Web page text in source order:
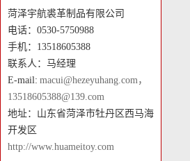
菏泽宇航裘革制品有限公司
电话：0530-5750988
手机：13518605388
联系人：马经理
E-mail: macui@hezeyuhang.com，
13518605388@139.com
地址：山东省菏泽市牡丹区西马海
开发区
http://www.huameitoy.com